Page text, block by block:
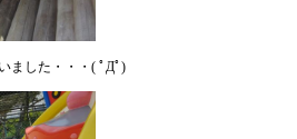
ました・・・( ﾟДﾟ)